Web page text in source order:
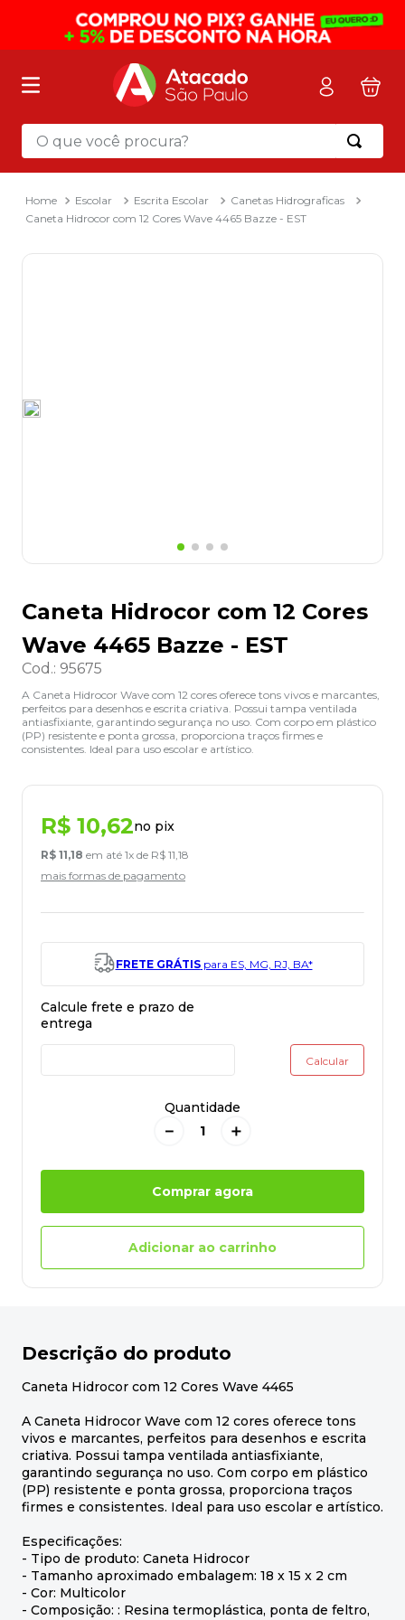
O que você procura?
Escolar Escrita Escolar
Canetas Hidrograficas
Caneta Hidrocor com 12 Cores Wave 4465 Bazze - EST
Caneta Hidrocor com 12 Cores
Wave 4465 Bazze - EST
Cod.: 95675
A Caneta Hidrocor Wave com 12 cores oferece tons vivos e marcantes,
perfeitos para desenhos e escrita criativa. Possui tampa ventilada
antiasfixiante, garantindo segurança no uso. Com corpo em plástico
(PP) resistente e ponta grossa, proporciona traços firmes e
consistentes. Ideal para uso escolar e artístico.
R$ 10,62no pix
R$ 11,18 em até 1x de R$ 11,18
mais formas de pagamento
FRETE GRÁTISpara ES, MG, RJ, BA*
Quantidade
＋
－
Comprar agora
Adicionar ao carrinho
Descrição do produto
Caneta Hidrocor com 12 Cores Wave 4465
A Caneta Hidrocor Wave com 12 cores oferece tons
vivos e marcantes, perfeitos para desenhos e escrita
criativa. Possui tampa ventilada antiasfixiante,
garantindo segurança no uso. Com corpo em plástico
(PP) resistente e ponta grossa, proporciona traços
firmes e consistentes. Ideal para uso escolar e artístico.
Especificações:
- Tipo de produto: Caneta Hidrocor
- Tamanho aproximado embalagem: 18 x 15 x 2 cm
- Cor: Multicolor
- Composição: : Resina termoplástica, ponta de feltro,
Termos mais buscados
mochila
2º sacola
3º mala
8